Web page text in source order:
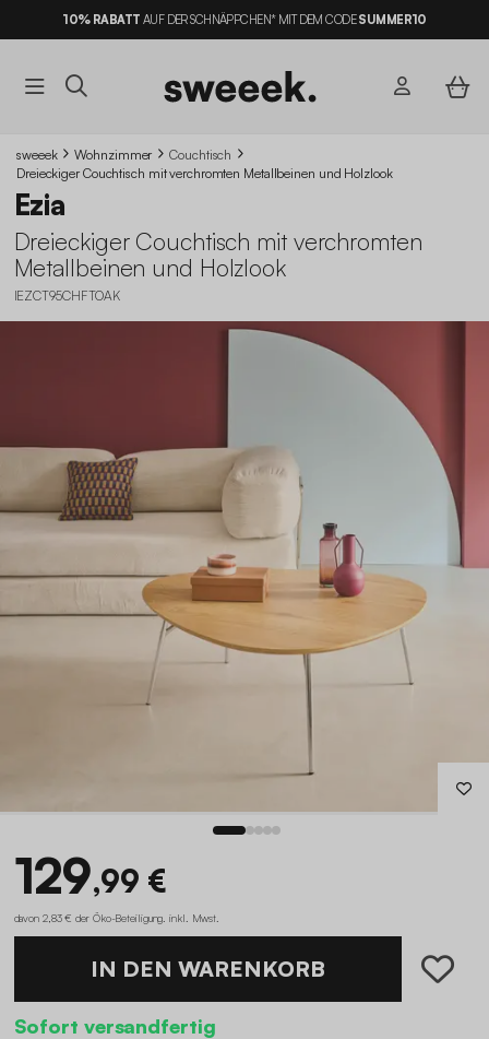
10% RABATT AUF DER SCHNÄPPCHEN* MIT DEM CODESUMMER10
sweeek Wohnzimmer
Couchtisch
Dreieckiger Couchtisch mit verchromten Metallbeinen und Holzlook
Ezia
Dreieckiger Couchtisch mit verchromten
Metallbeinen und Holzlook
IEZCT95CHFTOAK
129,99 €
davon 2,83 € der Öko-Beteiligung inkl. Mwst.
IN DEN WARENKORB
Sofort versandfertig